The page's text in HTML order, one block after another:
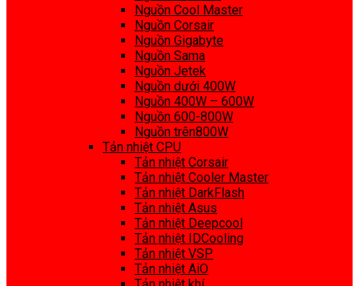
Nguồn Cool Master
Nguồn Corsair
Nguồn Gigabyte
Nguồn Sama
Nguồn Jetek
Nguồn dưới 400W
Nguồn 400W – 600W
Nguồn 600-800W
Nguồn trên800W
Tản nhiệt CPU
Tản nhiệt Corsair
Tản nhiệt Cooler Master
Tản nhiệt DarkFlash
Tản nhiệt Asus
Tản nhiệt Deepcool
Tản nhiệt IDCooling
Tản nhiệt VSP
Tản nhiệt AiO